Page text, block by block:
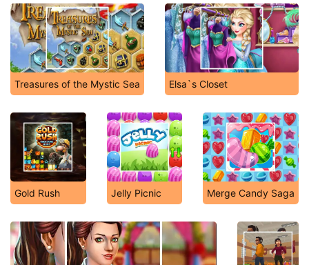
Treasures of the Mystic Sea Elsa`s Closet
Gold Rush Jelly Picnic Merge Candy Saga